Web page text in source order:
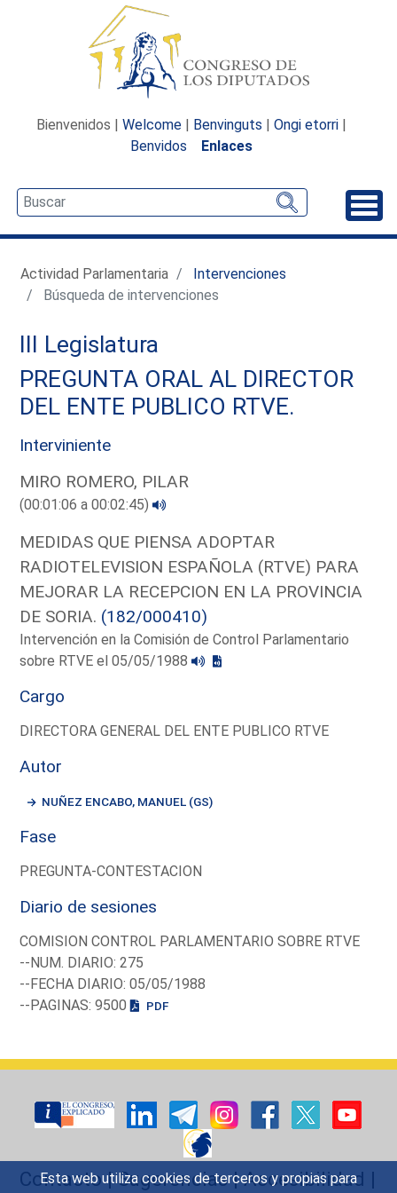
Esta web utiliza cookies de terceros y propias para
Bienvenidos | Welcome | Benvinguts | Ongi etorri |
Benvidos
Enlaces
Actividad Parlamentaria
Intervenciones
Búsqueda de intervenciones
III Legislatura
PREGUNTA ORAL AL DIRECTOR
DEL ENTE PUBLICO RTVE.
Interviniente
MIRO ROMERO, PILAR
(00:01:06 a 00:02:45)
MEDIDAS QUE PIENSA ADOPTAR
RADIOTELEVISION ESPAÑOLA (RTVE) PARA
MEJORAR LA RECEPCION EN LA PROVINCIA
DE SORIA. (182/000410)
Intervención en la Comisión de Control Parlamentario
sobre RTVE el 05/05/1988
Cargo
DIRECTORA GENERAL DEL ENTE PUBLICO RTVE
Autor
NUÑEZ ENCABO, MANUEL (GS)
Fase
PREGUNTA-CONTESTACION
Diario de sesiones
COMISION CONTROL PARLAMENTARIO SOBRE RTVE
--NUM. DIARIO: 275
--FECHA DIARIO: 05/05/1988
--PAGINAS: 9500
PDF
Contacto|Sugerencias|Accesibilidad |